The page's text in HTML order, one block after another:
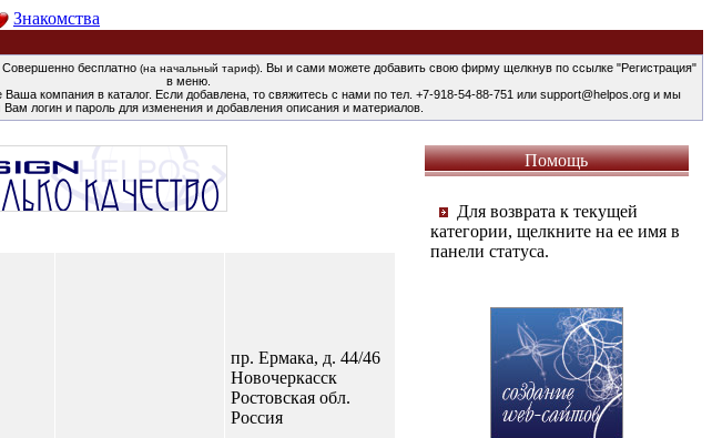
Знакомства
бесплатно (на начальный тариф) . Вы и сами можете добавить свою фирму щелкнув по ссылке "Регистрация"
в меню.
компания в каталог. Если добавлена, то свяжитесь с нами по тел. +7-918-54-88-751 или support@helpos.org и мы
логин и пароль для изменения и добавления описания и материалов.
пр. Ермака, д. 44/46
Новочеркасск
Ростовская обл.
Россия
Помощь
Для возврата к текущей
категории, щелкните на ее имя в
панели статуса.